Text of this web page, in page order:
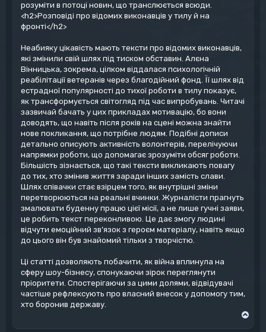
розуміти в потоці новин, що транслюється всюди.
<h2>Розповіді про відомих виконавців у тилу й на
фронті</h2>
Неабияку цікавість мають тексти про відомих виконавців,
які змінили свій шлях під тиском обставин. Алєна
Вінницька, зокрема, цілком віддалася психологічній
реабілітації ветеранів через благодійний фонд. Її шлях від
естрадної популярності до тихої роботи в тилу показує,
як трансформується світогляд під час випробувань. Читачі
зазвичай бачать у цих прикладах мотивацію, бо вони
доводять, що навіть після років на сцені можна знайти
нове покликання, що потрібне людям. Подібні дописи
детально описують активність волонтерів, перелічуючи
напрямки роботи, що допомагає зрозуміти обсяг роботи.
Більшість зізнається, що такі тексти викликають повагу
до тих, хто змінив життя заради інших замість слави.
Шлях співачки стає взірцем того, як внутрішні зміни
перетворюються на реальні вчинки. Журналісти прагнуть
змалювати буденну працю цієї місії, а не лише гучні заяви,
це робить текст переконливою. Це дає змогу людині
відчути емоційний зв’язок з героєм матеріалу, навіть якщо
до цього він був знайомий тільки з творчістю.
Ці статті дозволяють побачити, як війна вплинула на
сферу шоу-бізнесу, спонукаючи зірок переглянути
пріоритети. Спостерігаючи за цими долями, відвідувачі
частіше рефлексують про власний внесок у допомогу тим,
хто боронив державу.